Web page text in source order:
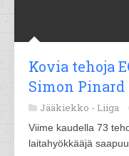
Kovia tehoja
Simon
Jääkiekko - Liiga
Viime kaudella 73
laitahyökkääjä